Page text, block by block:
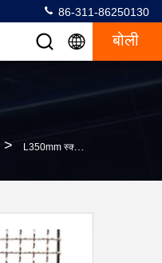
86-311-86250130
बोली
> L350mm स्क्वायर 316 स्टेनलेस स्टील Bbq ग्रिल मेष